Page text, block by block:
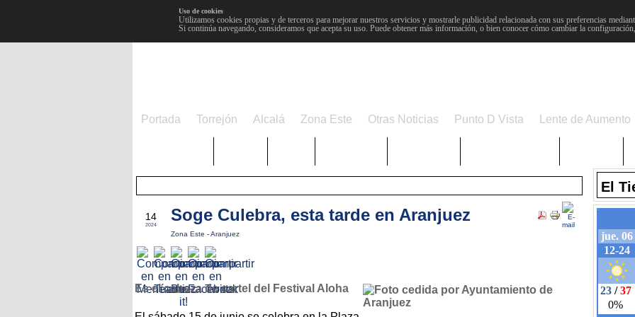
Uso de cookies
Utilizamos cookies propias y de terceros para mejorar nuestros servicios y mostrarle publicidad relacionada con sus preferencias
Si continúa navegando, consideramos que acepta su uso. Puede obtener más información, o bien conocer cómo cambiar la
Portada Torrejón Alcalá Zona Este Otras Noticias Punto D Vista Lente de Aumento
14
2024
Soge Culebra, esta tarde en Aranjuez
Zona Este -Aranjuez
Es el cabeza de cartel del Festival Aloha
El